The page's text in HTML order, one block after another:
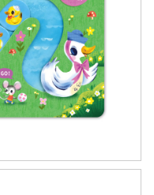
外購物流程說明』